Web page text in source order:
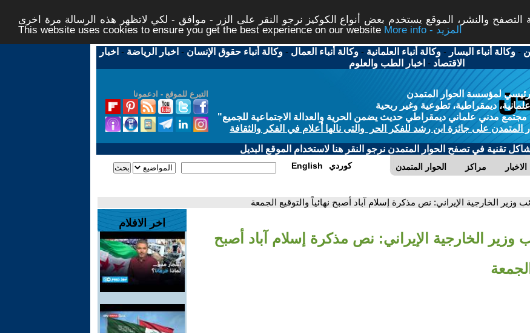
والنشر، الموقع يستخدم بعض أنواع الكوكيز نرجو النقر على الزر - موافق - لكي لاتظهر هذه الرسالة مرة اخرى -
This website uses cookies to ensure you get the best experience on our website
More info - المزيد
-وكالة أنباء اليسار -وكالة أنباء العلمانية -وكالة أنباء العمال -وكالة أنباء حقوق الإنسان - اخبار الرياضة - اخبار
الاقتصاد - اخبار الطب والعلوم
التبرع للموقع - ادعمونا
لمؤسسة الحوار المتمدن
ديمقراطية، تطوعية وغير ربحية
مدني علماني ديمقراطي حديث يضمن الحرية والعدالة الاجتماعية للجميع"
المتمدن على جائزة ابن رشد للفكر الحر والتى نالها أعلام في الفكر والثقافة
تقنية في تصفح الحوار المتمدن نرجو النقر هنا لاستخدام الموقع البديل
الحوار المتمدن مراكز الاخبار English كوردي
وزير الخارجية الإيراني: نص مذكرة إسلام آباد أصبح نهائياً والتوقيع الجمعة
وزير الخارجية الإيراني: نص مذكرة إسلام آباد أصبح
الجمعة
اخر الافلام